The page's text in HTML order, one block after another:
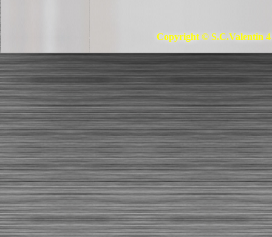
Copyright © S.C.Valentin